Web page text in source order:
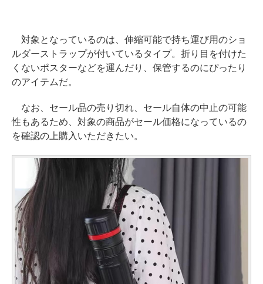
対象となっているのは、伸縮可能で持ち運び用のショ
ルダーストラップが付いているタイプ。折り目を付けた
くないポスターなどを運んだり、保管するのにぴったり
のアイテムだ。
なお、セール品の売り切れ、セール自体の中止の可能
性もあるため、対象の商品がセール価格になっているの
を確認の上購入いただきたい。